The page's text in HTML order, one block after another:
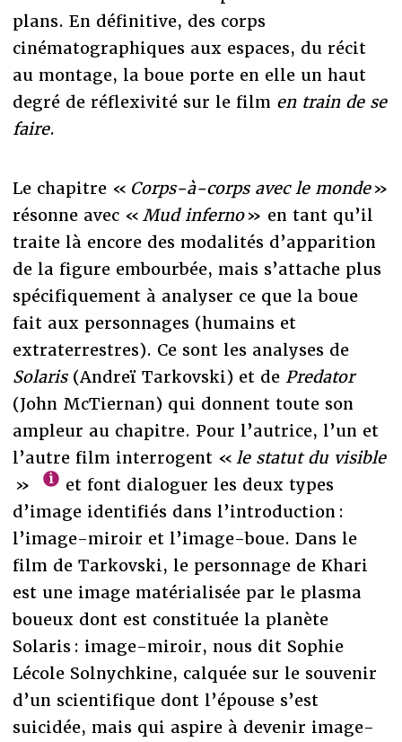
plans. En définitive, des corps
cinématographiques aux espaces, du récit
au montage, la boue porte en elle un haut
degré de réflexivité sur le film en train de se
faire.
Le chapitre « Corps-à-corps avec le monde»
résonne avec « Mud inferno» en tant qu’il
traite là encore des modalités d’apparition
de la figure embourbée, mais s’attache plus
spécifiquement à analyser ce que la boue
fait aux personnages (humains et
extraterrestres). Ce sont les analyses de
Solaris (Andreï Tarkovski) et de Predator
(John McTiernan) qui donnent toute son
ampleur au chapitre. Pour l’autrice, l’un et
l’autre film interrogent « le statut du visible
»
et font dialoguer les deux types
d’image identifiés dans l’introduction :
l’image-miroir et l’image-boue. Dans le
film de Tarkovski, le personnage de Khari
est une image matérialisée par le plasma
boueux dont est constituée la planète
Solaris : image-miroir, nous dit Sophie
Lécole Solnychkine, calquée sur le souvenir
d’un scientifique dont l’épouse s’est
suicidée, mais qui aspire à devenir image-